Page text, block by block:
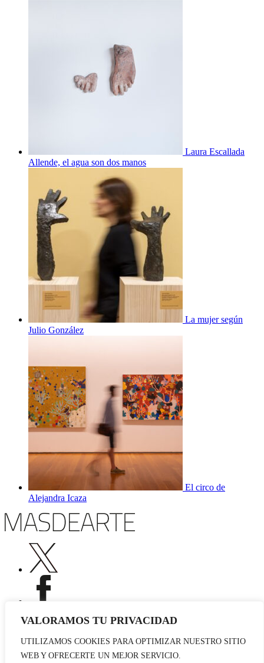
VALORAMOS TU PRIVACIDAD
UTILIZAMOS COOKIES PARA OPTIMIZAR NUESTRO SITIO
WEB Y OFRECERTE UN MEJOR SERVICIO.
Laura Escallada
Allende, el agua son dos manos
La mujer según
Julio González
El circo de
Alejandra Icaza
Publicidad